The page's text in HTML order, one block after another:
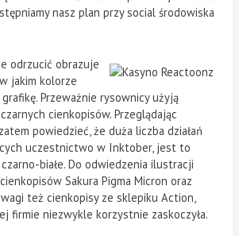
nasz plan przy social środowiska
odrzucić obrazuje
jakim kolorze
Przeważnie rysownicy użyją
cienkopisów. Przeglądając
powiedzieć, że duża liczba działań
uczestnictwo w Inktober, jest to
białe. Do odwiedzenia ilustracji
Sakura Pigma Micron oraz
też cienkopisy ze sklepiku Action,
firmie niezwykle korzystnie zaskoczyła.